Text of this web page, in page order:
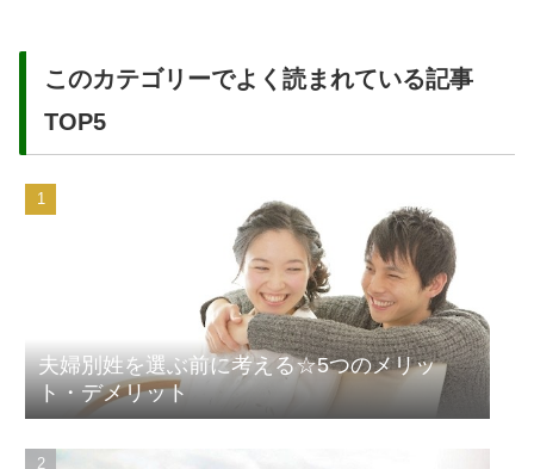
このカテゴリーでよく読まれている記事
TOP5
夫婦別姓を選ぶ前に考える☆5つのメリッ
ト・デメリット